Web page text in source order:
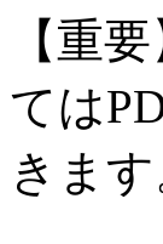
【重要
ては
きます